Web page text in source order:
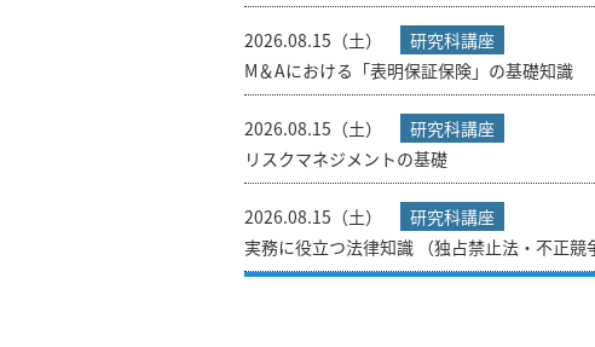
2026.08.15（土）
研究科講座
M＆Aにおける「表明保証保険」の基礎知識
2026.08.15（土）
研究科講座
リスクマネジメントの基礎
2026.08.15（土）
研究科講座
実務に役立つ法律知識 （独占禁止法・不正競